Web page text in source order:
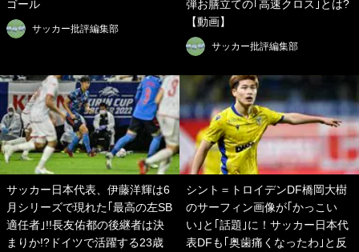
ゴール
サッカー批評編集部
弾お膳立ての｢高速クロス｣とは?
【動画】
サッカー批評編集部
サッカー日本代表、伊藤洋輝は6
月シリーズで現れた｢最高の左SB
適任者｣!!長友佑都の後継者は決
まりか!?ドイツで活躍する23歳
シント＝トロイデンDF橋岡大樹
のサーフィン画像が｢かっこい
い｣と｢話題｣に！サッカー日本代
表DFも｢奥歯痛くなったわ｣と反